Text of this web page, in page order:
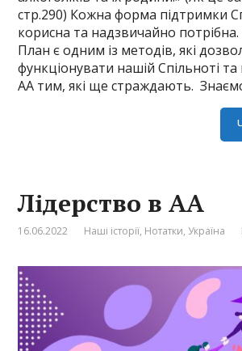
стр.290) Кожна форма підтримки
корисна та надзвичайно
План є одним із методів, які
функціонувати нашій Спільноті
АА тим, які ще страждають.
Лідерство в АА
16.06.2022 Наші історії, Нотатки, Україна